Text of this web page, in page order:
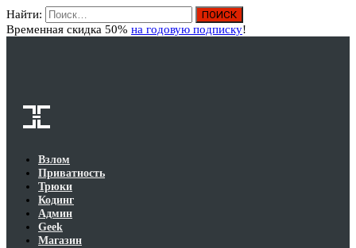
Найти:
Временная скидка 50% на годовую подписку!
Взлом
Приватность
Трюки
Кодинг
Админ
Geek
Магазин